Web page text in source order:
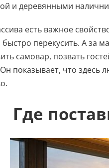
и деревянными
есть важное
перекусить. А за
самовар, позвать
показывает, что здесь
Где